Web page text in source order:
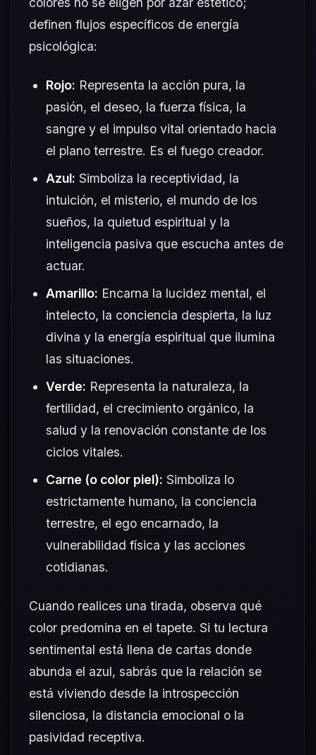
definen flujos específicos de energía
psicológica:
Rojo: Representa la acción pura, la
pasión, el deseo, la fuerza física, la
sangre y el impulso vital orientado hacia
el plano terrestre. Es el fuego creador.
Azul: Simboliza la receptividad, la
intuición, el misterio, el mundo de los
sueños, la quietud espiritual y la
inteligencia pasiva que escucha antes de
actuar.
Amarillo: Encarna la lucidez mental, el
intelecto, la conciencia despierta, la luz
divina y la energía espiritual que ilumina
las situaciones.
Verde: Representa la naturaleza, la
fertilidad, el crecimiento orgánico, la
salud y la renovación constante de los
ciclos vitales.
Carne (o color piel): Simboliza lo
estrictamente humano, la conciencia
terrestre, el ego encarnado, la
vulnerabilidad física y las acciones
cotidianas.
Cuando realices una tirada, observa qué
color predomina en el tapete. Si tu lectura
sentimental está llena de cartas donde
abunda el azul, sabrás que la relación se
está viviendo desde la introspección
silenciosa, la distancia emocional o la
pasividad receptiva.